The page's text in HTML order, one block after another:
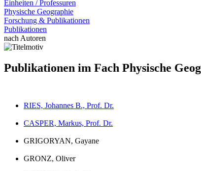
Einheiten / Professuren
Physische Geographie
Forschung & Publikationen
Publikationen
nach Autoren
Publikationen im Fach Physische
RIES, Johannes B., Prof. Dr.
CASPER, Markus, Prof. Dr.
GRIGORYAN, Gayane
GRONZ, Oliver